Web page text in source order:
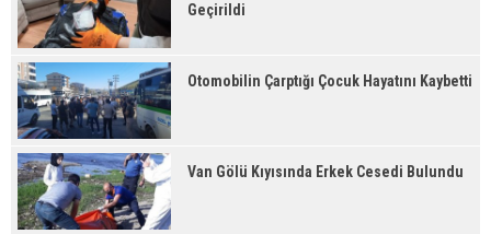
Geçirildi
Otomobilin Çarptığı Çocuk Hayatını Kaybetti
Van Gölü Kıyısında Erkek Cesedi Bulundu